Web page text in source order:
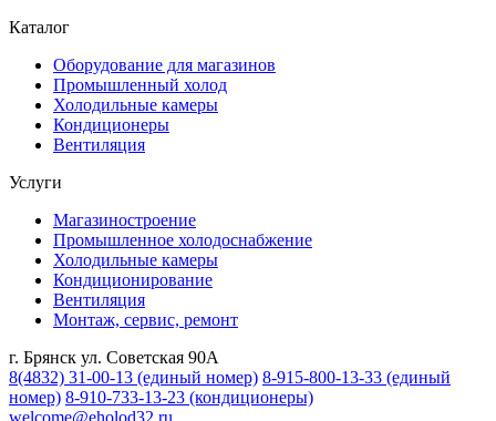
Каталог
Оборудование для магазинов
Промышленный холод
Холодильные камеры
Кондиционеры
Вентиляция
Услуги
Магазиностроение
Промышленное холодоснабжение
Холодильные камеры
Кондиционирование
Вентиляция
Монтаж, сервис, ремонт
г. Брянск ул. Советская 90А
8(4832) 31-00-13 (единый номер) 8-915-800-13-33 (единый
номер) 8-910-733-13-23 (кондиционеры)
welcome@eholod32.ru